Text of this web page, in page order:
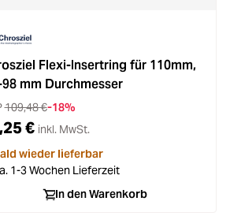
Flexi-Insertring für 110mm,
mm Durchmesser
109,48 €-18%
€ inkl. MwSt.
wieder lieferbar
1-3 Wochen Lieferzeit
In den Warenkorb